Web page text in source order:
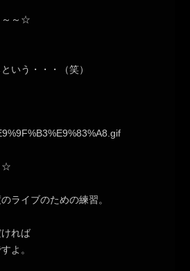
～～☆
いう・・・（笑）
☆
ライブのための練習。
れば
よ。